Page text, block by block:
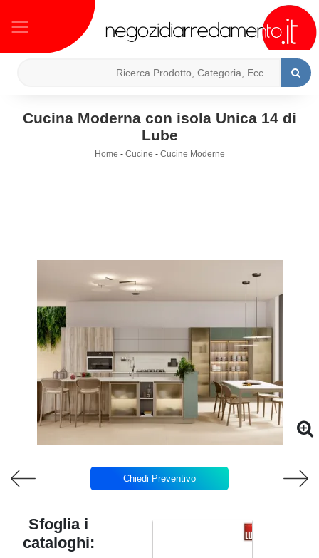
Cucina Moderna con isola Unica 14 di
Lube
Home - Cucine - Cucine Moderne
Chiedi Preventivo
Sfoglia i
cataloghi: